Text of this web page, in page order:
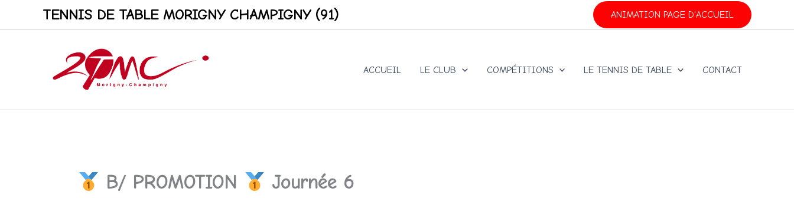
TENNIS DE TABLE MORIGNY CHAMPIGNY (91) ANIMATION PAGE D'ACCUEIL
ACCUEIL LE CLUB COMPÉTITIONS LE TENNIS DE TABLE CONTACT
B/ PROMOTION Journée 6